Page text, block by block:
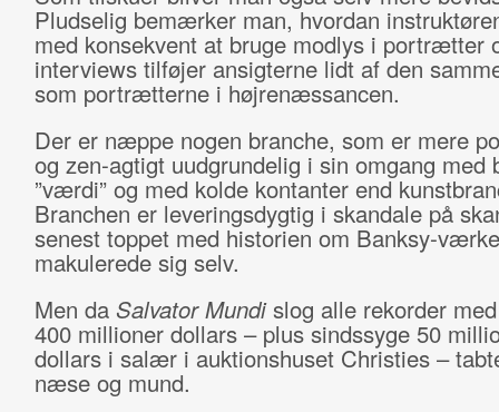
Pludselig bemærker man, hvordan
med konsekvent at bruge modlys i portrætter
interviews tilføjer ansigterne lidt af den
som portrætterne i højrenæssancen.
Der er næppe nogen branche, som er mere
og zen-agtigt uudgrundelig i sin omgang med
”værdi” og med kolde kontanter end
Branchen er leveringsdygtig i skandale på
senest toppet med historien om Banksy-
makulerede sig selv.
Men da Salvator Mundislog alle rekorder
400 millioner dollars – plus sindssyge 50
dollars i salær i auktionshuset Christies –
næse og mund.